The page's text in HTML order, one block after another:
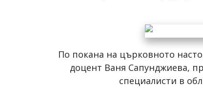
По покана на църковното
доцент Ваня Сапунджиева,
специалисти в